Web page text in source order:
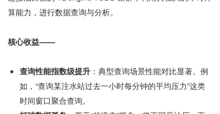
算能力，进行数据查询与分析。
核心收益——
查询性能指数级提升 ：典型查询场景性能对比显著。例
如，“查询某注水站过去一小时每分钟的平均压力”这类
时间窗口聚合查询。